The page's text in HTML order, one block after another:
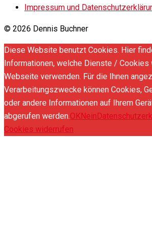
Impressum und
© 2026 Dennis Buchner
Diese Website benutzt Cookies. Hier
Informationen, welche Dienste /
Webseite verwenden. Für die Ihnen
Verarbeitungszwecke können Cookies,
oder andere Informationen auf Ihrem
abgerufen werden.OKNein
Cookies widerrufen